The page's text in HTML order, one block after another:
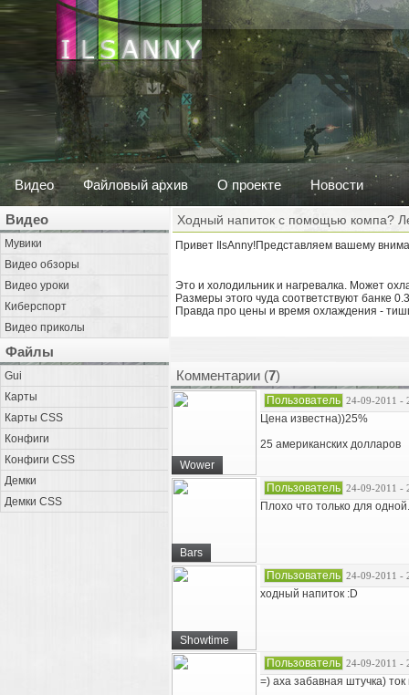
Видео Файловый архив О проекте Новости
Видео
Мувики
Видео обзоры
Видео уроки
Киберспорт
Видео приколы
Файлы
Gui
Карты
Карты CSS
Конфиги
Конфиги CSS
Демки
Демки CSS
Ходный напиток с помощью компа?
Привет IlsAnny!Представляем вашему
Это и холодильник и нагревалка. Может
Размеры этого чуда соответствуют банке
Правда про цены и время охлаждения -
Комментарии (7)
Wower
Пользователь 24-09-2011 -
Цена известна))25%
25 американских долларов
Bars
Пользователь 24-09-2011 -
Плохо что только для
Showtime
Пользователь 24-09-2011 -
ходный напиток :D
Пользователь 24-09-2011 -
=) аха забавная штучка)